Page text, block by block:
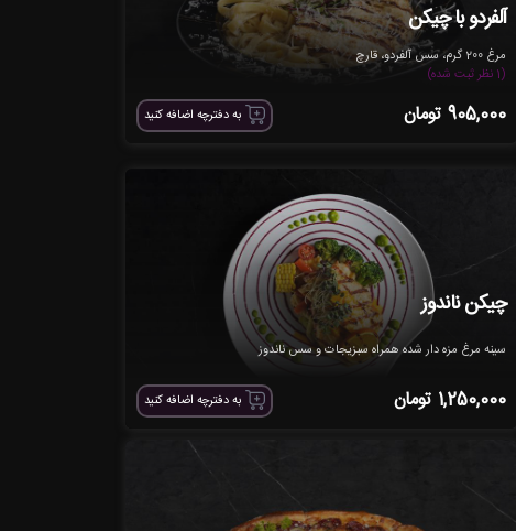
آلفردو با چیکن
مرغ 200 گرم، سس آلفردو، قارچ
(1 نظر ثبت شده)
905,000 تومان به دفترچه اضافه کنید
چیکن ناندوز
سینه مرغ مزه دار شده همراه سبزیجات و سس ناندوز
1,250,000 تومان به دفترچه اضافه کنید